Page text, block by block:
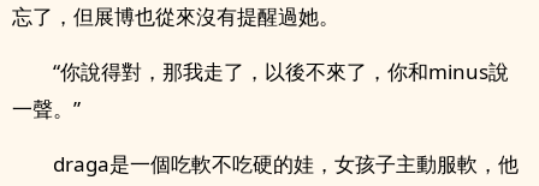
忘了，但展博也從來沒有提醒過她。
“你說得對，那我走了，以後不來了，你和minus說
一聲。”
draga是一個吃軟不吃硬的娃，女孩子主動服軟，他